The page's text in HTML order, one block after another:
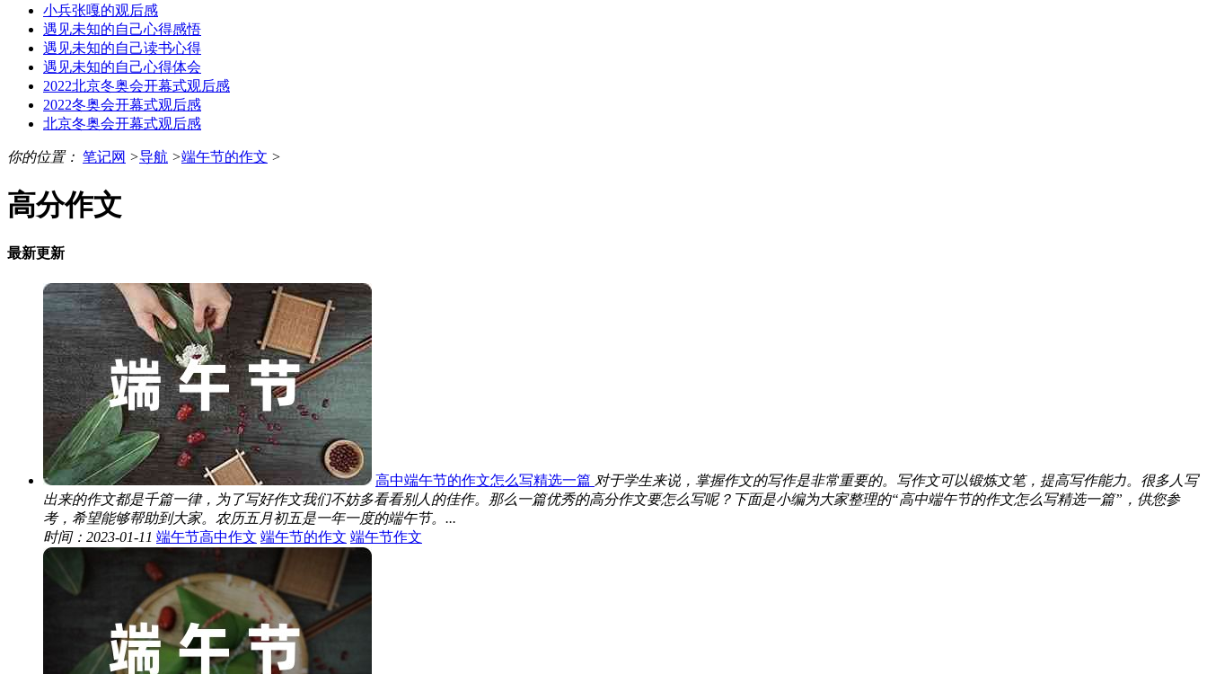
小兵张嘎的观后感
遇见未知的自己心得感悟
遇见未知的自己读书心得
遇见未知的自己心得体会
2022北京冬奥会开幕式观后感
2022冬奥会开幕式观后感
北京冬奥会开幕式观后感
你的位置： 笔记网 >导航 >端午节的作文 >
高分作文
最新更新
高中端午节的作文怎么写精选一篇 对于学生来说，掌握作文的写作是非常重要的。写作文可以锻炼文笔，提高写作能力。很多人写
出来的作文都是千篇一律，为了写好作文我们不妨多看看别人的佳作。那么一篇优秀的高分作文要怎么写呢？下面是小编为大家整理的“高中端午节的作文怎么写精选一篇”，供您参
考，希望能够帮助到大家。农历五月初五是一年一度的端午节。...
时间：2023-01-11 端午节高中作文 端午节的作文 端午节作文